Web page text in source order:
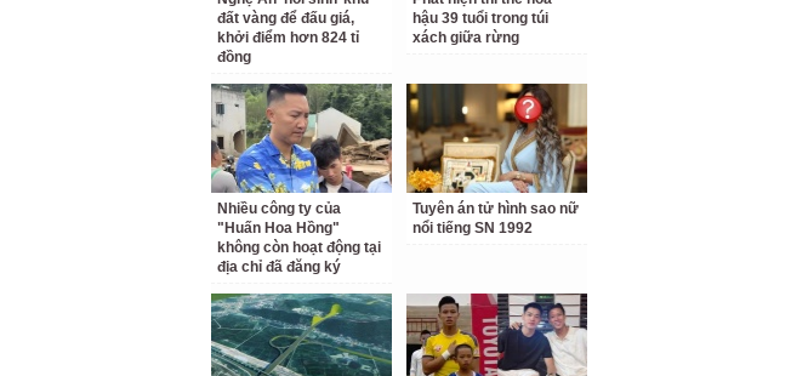
đất vàng để đấu giá,
khởi điểm hơn 824 tỉ
đồng
hậu 39 tuổi trong túi
xách giữa rừng
Nhiều công ty của
"Huấn Hoa Hồng"
không còn hoạt động tại
địa chỉ đã đăng ký
Tuyên án tử hình sao nữ
nổi tiếng SN 1992